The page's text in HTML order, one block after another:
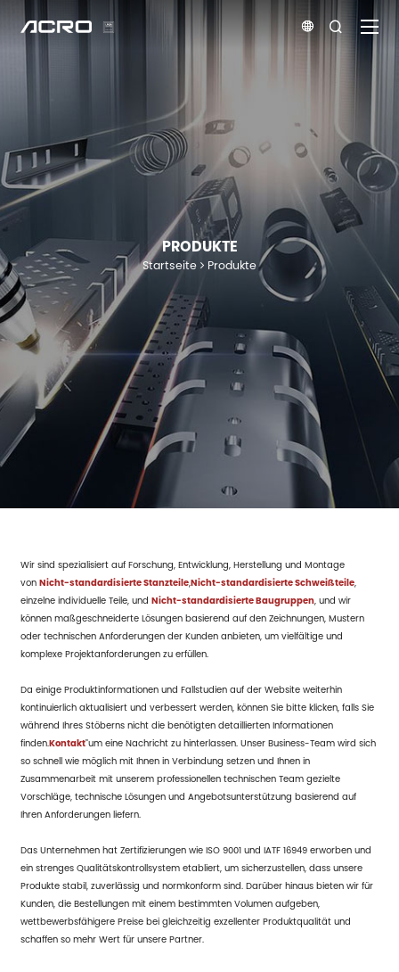
 
PRODUKTE
Startseite Produkte
Wir sind spezialisiert auf Forschung, Entwicklung, Herstellung und Montage
vonNicht-standardisierte Stanzteile,Nicht-standardisierte Schweißteile,
einzelne individuelle Teile, undNicht-standardisierte Baugruppen, und wir
können maßgeschneiderte Lösungen basierend auf den Zeichnungen, Mustern
oder technischen Anforderungen der Kunden anbieten, um vielfältige und
komplexe Projektanforderungen zu erfüllen.
Da einige Produktinformationen und Fallstudien auf der Website weiterhin
kontinuierlich aktualisiert und verbessert werden, können Sie bitte klicken, falls Sie
während Ihres Stöberns nicht die benötigten detaillierten Informationen
finden.Kontakt"um eine Nachricht zu hinterlassen. Unser Business-Team wird sich
so schnell wie möglich mit Ihnen in Verbindung setzen und Ihnen in
Zusammenarbeit mit unserem professionellen technischen Team gezielte
Vorschläge, technische Lösungen und Angebotsunterstützung basierend auf
Ihren Anforderungen liefern.
Das Unternehmen hat Zertifizierungen wie ISO 9001 und IATF 16949 erworben und
ein strenges Qualitätskontrollsystem etabliert, um sicherzustellen, dass unsere
Produkte stabil, zuverlässig und normkonform sind. Darüber hinaus bieten wir für
Kunden, die Bestellungen mit einem bestimmten Volumen aufgeben,
wettbewerbsfähigere Preise bei gleichzeitig exzellenter Produktqualität und
schaffen so mehr Wert für unsere Partner.